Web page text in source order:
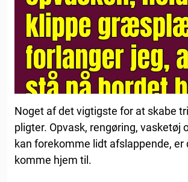
Noget af det vigtigste for at skabe
pligter. Opvask, rengøring,
kan forekomme lidt afslappende,
komme hjem til.